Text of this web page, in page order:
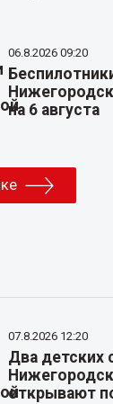
06.8.2026 09:20
на 6 августа
07.8.2026 12:20
Два детских
открывают